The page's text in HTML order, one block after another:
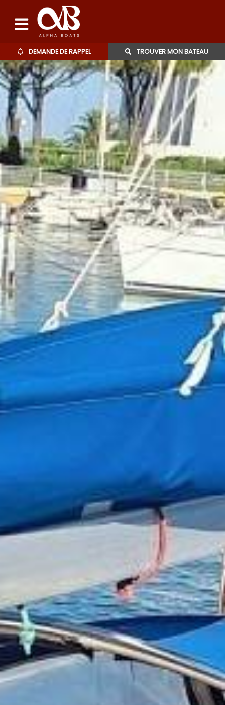
Bateaux d'occasions
L'agence
Contact
06 27 07 57 11
DEMANDE DE RAPPEL TROUVER MON BATEAU